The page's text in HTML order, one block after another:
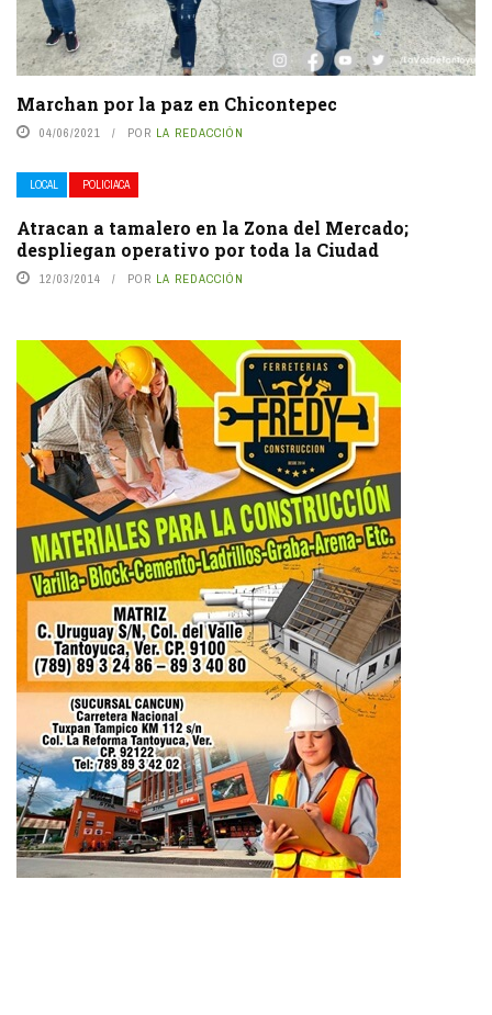
Marchan por la paz en Chicontepec
04/06/2021 POR LA REDACCIÓN
LOCAL POLICIACA
Atracan a tamalero en la Zona del Mercado;
despliegan operativo por toda la Ciudad
12/03/2014 POR LA REDACCIÓN